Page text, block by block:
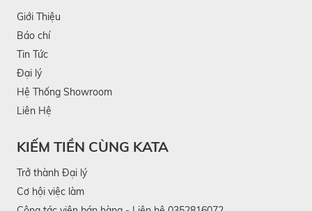
Giới Thiệu
Báo chí
Tin Tức
Đại lý
Hệ Thống Showroom
Liên Hệ
KIẾM TIỀN CÙNG KATA
Trở thành Đại lý
Cơ hội việc làm